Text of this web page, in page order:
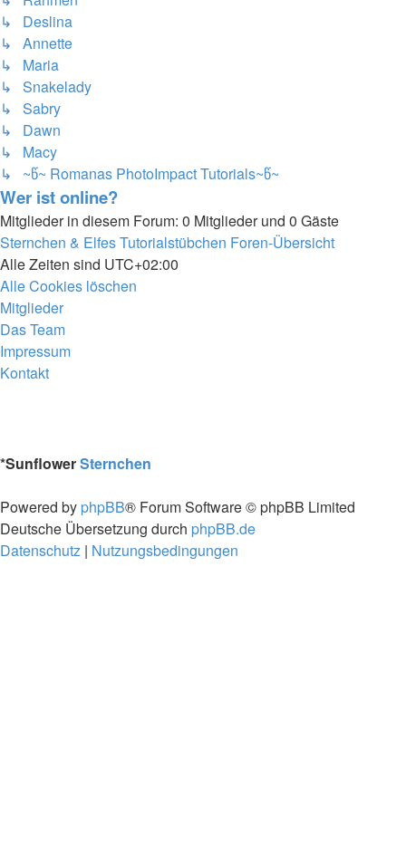
↳ Deslina
↳ Annette
↳ Maria
↳ Snakelady
↳ Sabry
↳ Dawn
↳ Macy
↳ ~წ~ Romanas PhotoImpact Tutorials~წ~
Wer ist online?
Mitglieder in diesem Forum: 0 Mitglieder und 0 Gäste
Sternchen & Elfes Tutorialstübchen Foren-Übersicht
Alle Zeiten sind UTC+02:00
Alle Cookies löschen
Mitglieder
Das Team
Impressum
Kontakt
*SunflowerSternchen
Powered by phpBB® Forum Software © phpBB Limited
Deutsche Übersetzung durch phpBB.de
Datenschutz | Nutzungsbedingungen